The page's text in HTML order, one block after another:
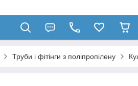
Труби і фітінги з поліпропілену